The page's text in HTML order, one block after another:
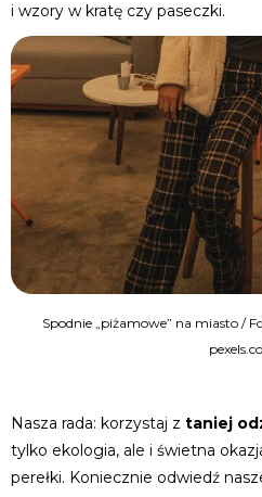
i wzory w kratę czy paseczki.
Spodnie „piżamowe” na miasto /
Nasza rada: korzystaj z taniej
tylko ekologia, ale i świetna
perełki. Koniecznie odwiedź